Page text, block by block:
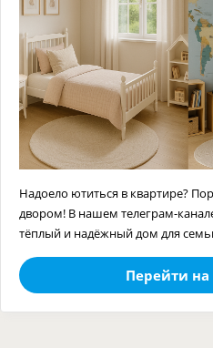
Надоело ютиться в квартире?
двором! В нашем телеграм-
тёплый и надёжный дом для
Перейти на